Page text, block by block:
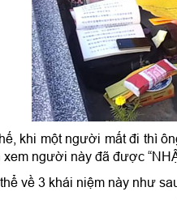
khi một người mất đi thì
xem người này đã được
về 3 khái niệm này như